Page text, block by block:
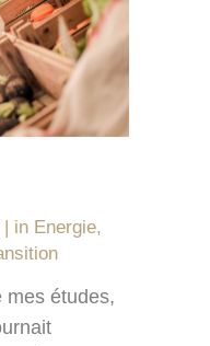
in Energie,
mes études,